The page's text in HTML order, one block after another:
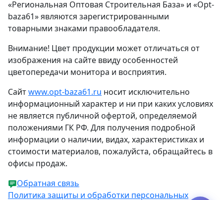
«Региональная Оптовая Строительная База» и «Opt-
baza61» являются зарегистрированными
товарными знаками правообладателя.
Внимание! Цвет продукции может отличаться от
изображения на сайте ввиду особенностей
цветопередачи монитора и восприятия.
Сайтwww.opt-baza61.ru носит исключительно
информационный характер и ни при каких условиях
не является публичной офертой, определяемой
положениями ГК РФ. Для получения подробной
информации о наличии, видах, характеристиках и
стоимости материалов, пожалуйста, обращайтесь в
офисы продаж.
Обратная связь
Политика защиты и обработки персональных